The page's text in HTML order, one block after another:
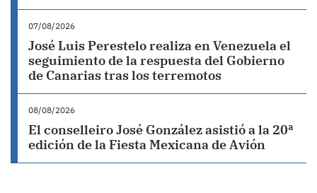
07/08/2026
José Luis Perestelo realiza en Venezuela el
seguimiento de la respuesta del Gobierno
de Canarias tras los terremotos
08/08/2026
El conselleiro José González asistió a la 20ª
edición de la Fiesta Mexicana de Avión